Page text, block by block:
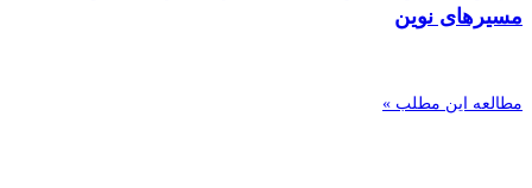
مسیرهای نوین
مطالعه این مطلب »